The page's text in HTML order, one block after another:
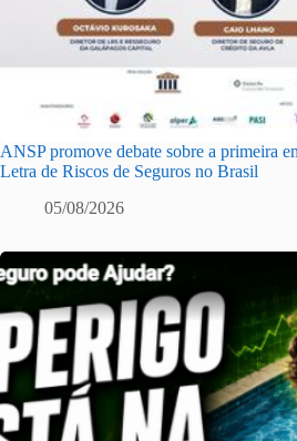
ANSP promove debate sobre a primeira
Letra de Riscos de Seguros no Brasil
05/08/2026